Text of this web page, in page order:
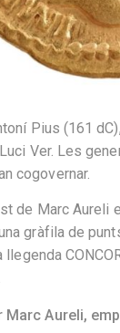
Pius (161
Ver. Les
cogovernar.
de Marc Aureli
gràfila de
llegenda
Marc Aureli,